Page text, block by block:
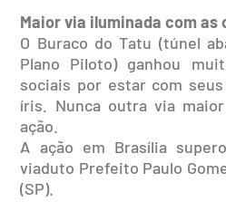
Maior via iluminada com as
O Buraco do Tatu (túnel
Plano Piloto) ganhou
sociais por estar com
íris. Nunca outra via
ação.
A ação em Brasília
viaduto Prefeito Paulo
(SP).